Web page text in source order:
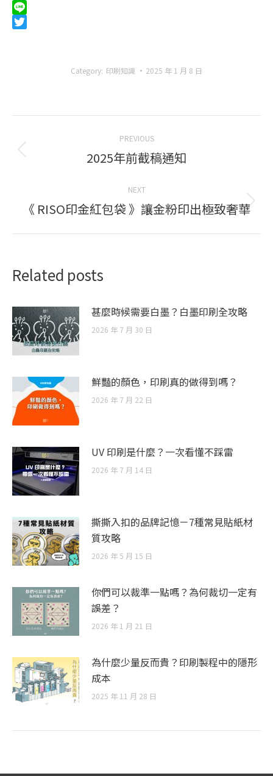
Facebook
Line
Category: 印刷知識 2025 年 1 月 8 日
navigation
PREVIOUS
Previous
2025年前截稿通知
NEXT
Next
《 RISO印金紅包袋 》讓金粉印出極致奢華
Related posts
甚麼時候需要白墨？白墨印刷全攻略
2026 年 7 月 30 日
鮮豔的顏色，印刷真的做得到嗎？
2026 年 7 月 22 日
UV 印刷是什麼？一次看懂不踩雷
2026 年 7 月 14 日
撕撕入扣的品牌記憶－7種常見貼紙材
質攻略
2026 年 5 月 15 日
你們可以裁準一點嗎？為何裁切一定有
誤差？
2026 年 1 月 21 日
為什麼少量反而貴？印刷製程中的隱形
成本
2025 年 11 月 28 日